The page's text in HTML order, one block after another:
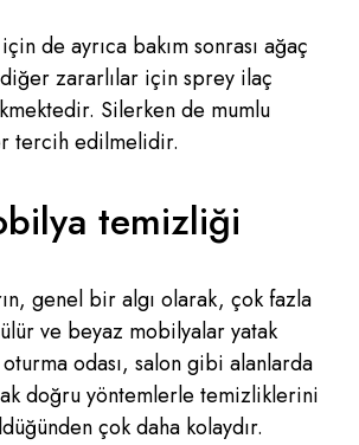
de ayrıca bakım sonrası ağaç
zararlılar için sprey ilaç
Silerken de mumlu
tercih edilmelidir.
temizliği
genel bir algı olarak, çok fazla
ve beyaz mobilyalar yatak
odası, salon gibi alanlarda
doğru yöntemlerle temizliklerini
çok daha kolaydır.